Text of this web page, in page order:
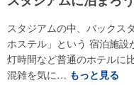
スタジアムの中、バックス
ホステル」という 宿泊施
灯時間など普通のホテルに
混雑を気に… もっと見る